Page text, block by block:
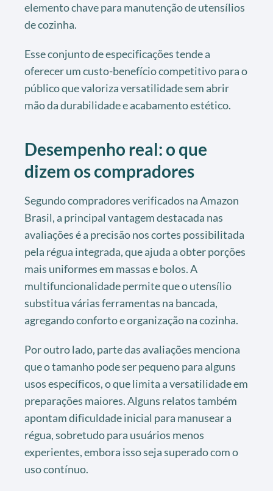
elemento chave para manutenção de utensílios
de cozinha.
Esse conjunto de especificações tende a
oferecer um custo-benefício competitivo para o
público que valoriza versatilidade sem abrir
mão da durabilidade e acabamento estético.
Desempenho real: o que
dizem os compradores
Segundo compradores verificados na Amazon
Brasil, a principal vantagem destacada nas
avaliações é a precisão nos cortes possibilitada
pela régua integrada, que ajuda a obter porções
mais uniformes em massas e bolos. A
multifuncionalidade permite que o utensílio
substitua várias ferramentas na bancada,
agregando conforto e organização na cozinha.
Por outro lado, parte das avaliações menciona
que o tamanho pode ser pequeno para alguns
usos específicos, o que limita a versatilidade em
preparações maiores. Alguns relatos também
apontam dificuldade inicial para manusear a
régua, sobretudo para usuários menos
experientes, embora isso seja superado com o
uso contínuo.